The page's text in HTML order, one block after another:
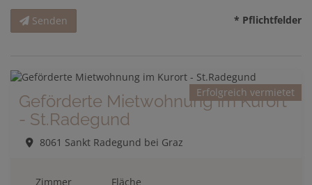
Senden * Pflichtfelder
Erfolgreich vermietet
Geförderte Mietwohnung im Kurort
- St.Radegund
8061 Sankt Radegund bei Graz
Zimmer
Fläche